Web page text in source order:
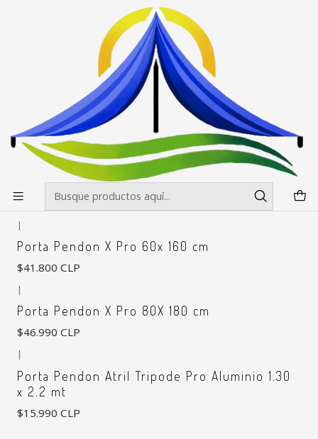
Envíos gratis desde $500.000 en Santiago
Pendones Roller Accesorios para Pendones
Accesorios para Pendones
RPCH
Porta Pendon L 130x200
$52.500 CLP
|
Porta Pendon X Pro 60x 160 cm
$41.800 CLP
|
Porta Pendon X Pro 80X 180 cm
$46.990 CLP
|
Porta Pendon Atril Tripode Pro Aluminio 1.30
x 2.2 mt
$15.990 CLP